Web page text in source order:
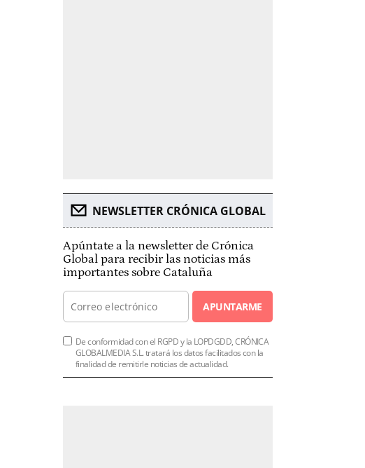
NEWSLETTER CRÓNICA GLOBAL
Apúntate a la newsletter de Crónica
Global para recibir las noticias más
importantes sobre Cataluña
APUNTARME
De conformidad con el RGPD y la LOPDGDD, CRÓNICA
GLOBALMEDIA S.L. tratará los datos facilitados con la
finalidad de remitirle noticias de actualidad.